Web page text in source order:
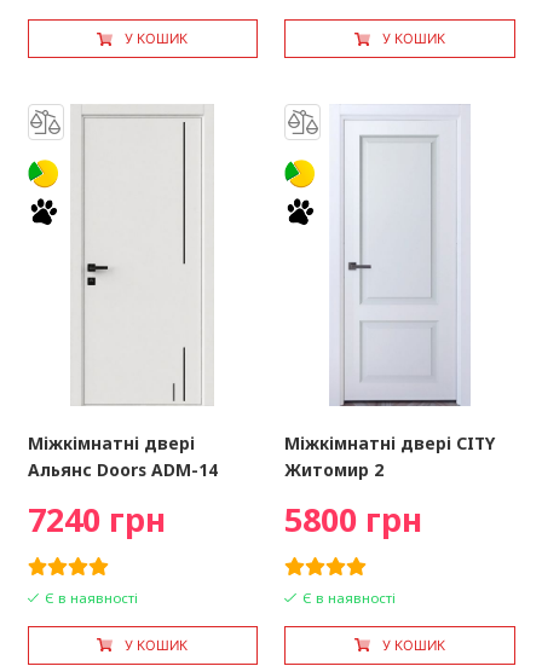
У КОШИК У КОШИК
Міжкімнатні двері
Альянс Doors ADM-14
7240 грн
Є в наявності
У КОШИК
Міжкімнатні двері CITY
Житомир 2
5800 грн
Є в наявності
У КОШИК